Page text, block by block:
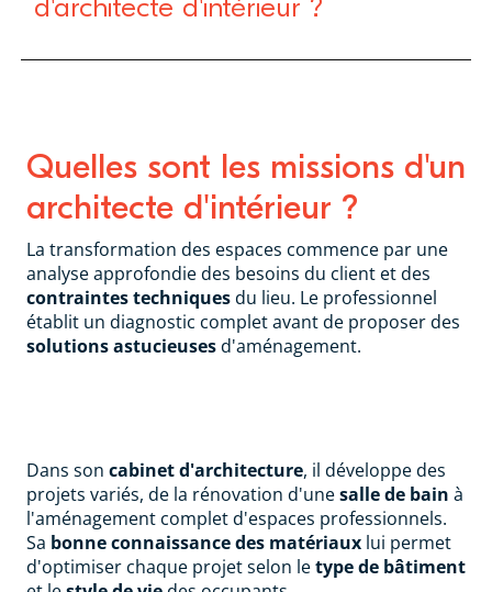
d'architecte d'intérieur ?
Quelles sont les missions d'un
architecte d'intérieur ?
La transformation des espaces commence par une
analyse approfondie des besoins du client et des
contraintes techniquesdu lieu. Le professionnel
établit un diagnostic complet avant de proposer des
solutions astucieusesd'aménagement.
Dans son cabinet d'architecture, il développe des
projets variés, de la rénovation d'unesalle de bain à
l'aménagement complet d'espaces professionnels.
Sa bonne connaissance des matériaux lui permet
d'optimiser chaque projet selon letype de bâtiment